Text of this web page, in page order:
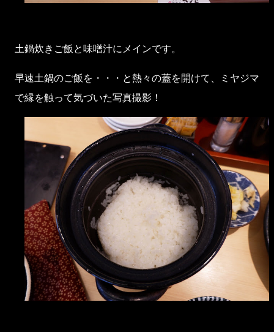
土鍋炊きご飯と味噌汁にメインです。
早速土鍋のご飯を・・・と熱々の蓋を開けて、ミヤジマ
で縁を触って気づいた写真撮影！